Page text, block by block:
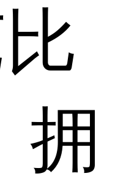
拥